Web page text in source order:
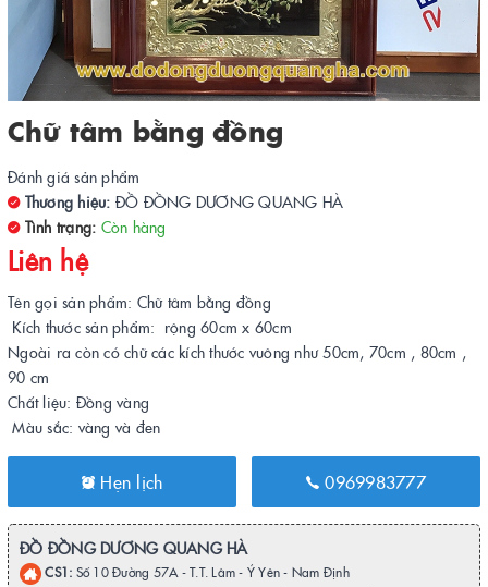
Chữ tâm bằng đồng
Đánh giá sản phẩm
Thương hiệu: ĐỒ ĐỒNG DƯƠNG QUANG HÀ
Tình trạng: Còn hàng
Liên hệ
Tên gọi sản phẩm: Chữ tâm bằng đồng
Kích thước sản phẩm: rộng 60cm x 60cm
Ngoài ra còn có chữ các kích thước vuông như 50cm, 70cm , 80cm ,
90 cm
Chất liệu: Đồng vàng
Màu sắc: vàng và đen
Hẹn lịch 0969983777
ĐỒ ĐỒNG DƯƠNG QUANG HÀ
CS1: Số 10 Đường 57A - T.T. Lâm - Ý Yên - Nam Định